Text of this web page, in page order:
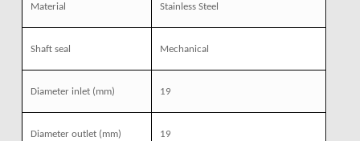
Material Stainless Steel
Shaft seal Mechanical
Diameter inlet (mm) 19
Diameter outlet (mm) 19